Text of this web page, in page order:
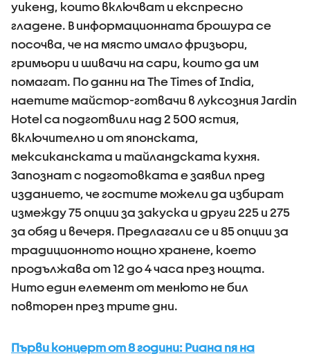
уикенд, които включват и експресно
гладене. В информационната брошура се
посочва, че на място имало фризьори,
гримьори и шивачи на сари, които да им
помагат. По данни на The Times of India,
наетите майстор-готвачи в луксозния Jardin
Hotel са подготвили над 2 500 ястия,
включително и от японската,
мексиканската и тайландската кухня.
Запознат с подготовката е заявил пред
изданието, че гостите можели да избират
измежду 75 опции за закуска и други 225 и 275
за обяд и вечеря. Предлагали се и 85 опции за
традиционното нощно хранене, което
продължава от 12 до 4 часа през нощта.
Нито един елемент от менюто не бил
повторен през трите дни.
Първи концерт от 8 години: Риана пя на